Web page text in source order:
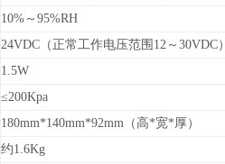
10%～95%RH
24VDC（正常工作电压范围12～30VDC）
1.5W
≤200Kpa
180mm*140mm*92mm（高*宽*厚）
约1.6Kg